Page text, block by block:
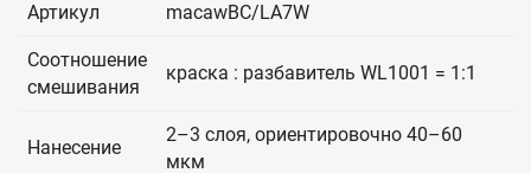
Артикул macawBC/LA7W
Соотношение
смешивания
краска : разбавитель WL1001 = 1:1
Нанесение
2–3 слоя, ориентировочно 40–60
мкм